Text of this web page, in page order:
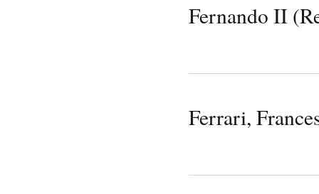
Fernando II
Ferrari,